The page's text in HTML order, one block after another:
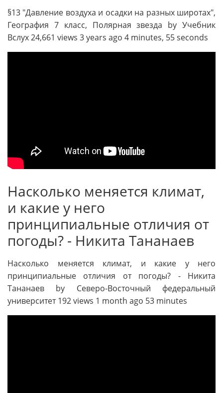
§13 "Давление воздуха и осадки на разных широтах",
География 7 класс, Полярная звезда by Учебник
Вслух 24,661 views 3 years ago 4 minutes, 55 seconds
Насколько меняется климат,
и какие у него
принципиальные отличия от
погоды? - Никита Тананаев
Насколько меняется климат, и какие у него
принципиальные отличия от погоды? - Никита
Тананаев by Северо-Восточный федеральный
университет 192 views 1 month ago 53 minutes